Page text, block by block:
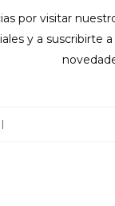
por visitar
y a suscribirte